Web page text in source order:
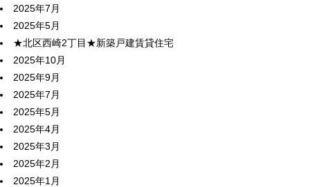
2025年7月
2025年5月
★北区西崎2丁目★新築戸建賃貸住宅
2025年10月
2025年9月
2025年7月
2025年5月
2025年4月
2025年3月
2025年2月
2025年1月